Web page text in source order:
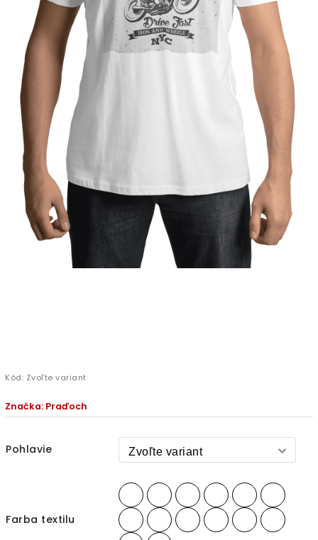
Kód: Zvoľte variant
Značka: Praďoch
Pohlavie
Farba textilu